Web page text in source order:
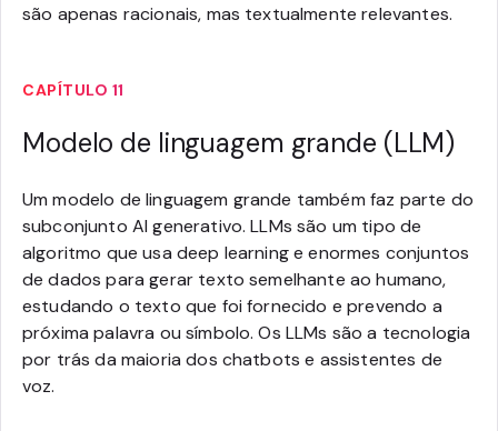
são apenas racionais, mas textualmente relevantes.
CAPÍTULO 11
Modelo de linguagem grande (LLM)
Um modelo de linguagem grande também faz parte do
subconjunto AI generativo. LLMs são um tipo de
algoritmo que usa deep learning e enormes conjuntos
de dados para gerar texto semelhante ao humano,
estudando o texto que foi fornecido e prevendo a
próxima palavra ou símbolo. Os LLMs são a tecnologia
por trás da maioria dos chatbots e assistentes de
voz.